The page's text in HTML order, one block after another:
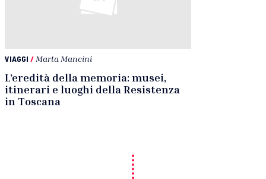
VIAGGI / Marta Mancini
L’eredità della memoria: musei,
itinerari e luoghi della Resistenza
in Toscana